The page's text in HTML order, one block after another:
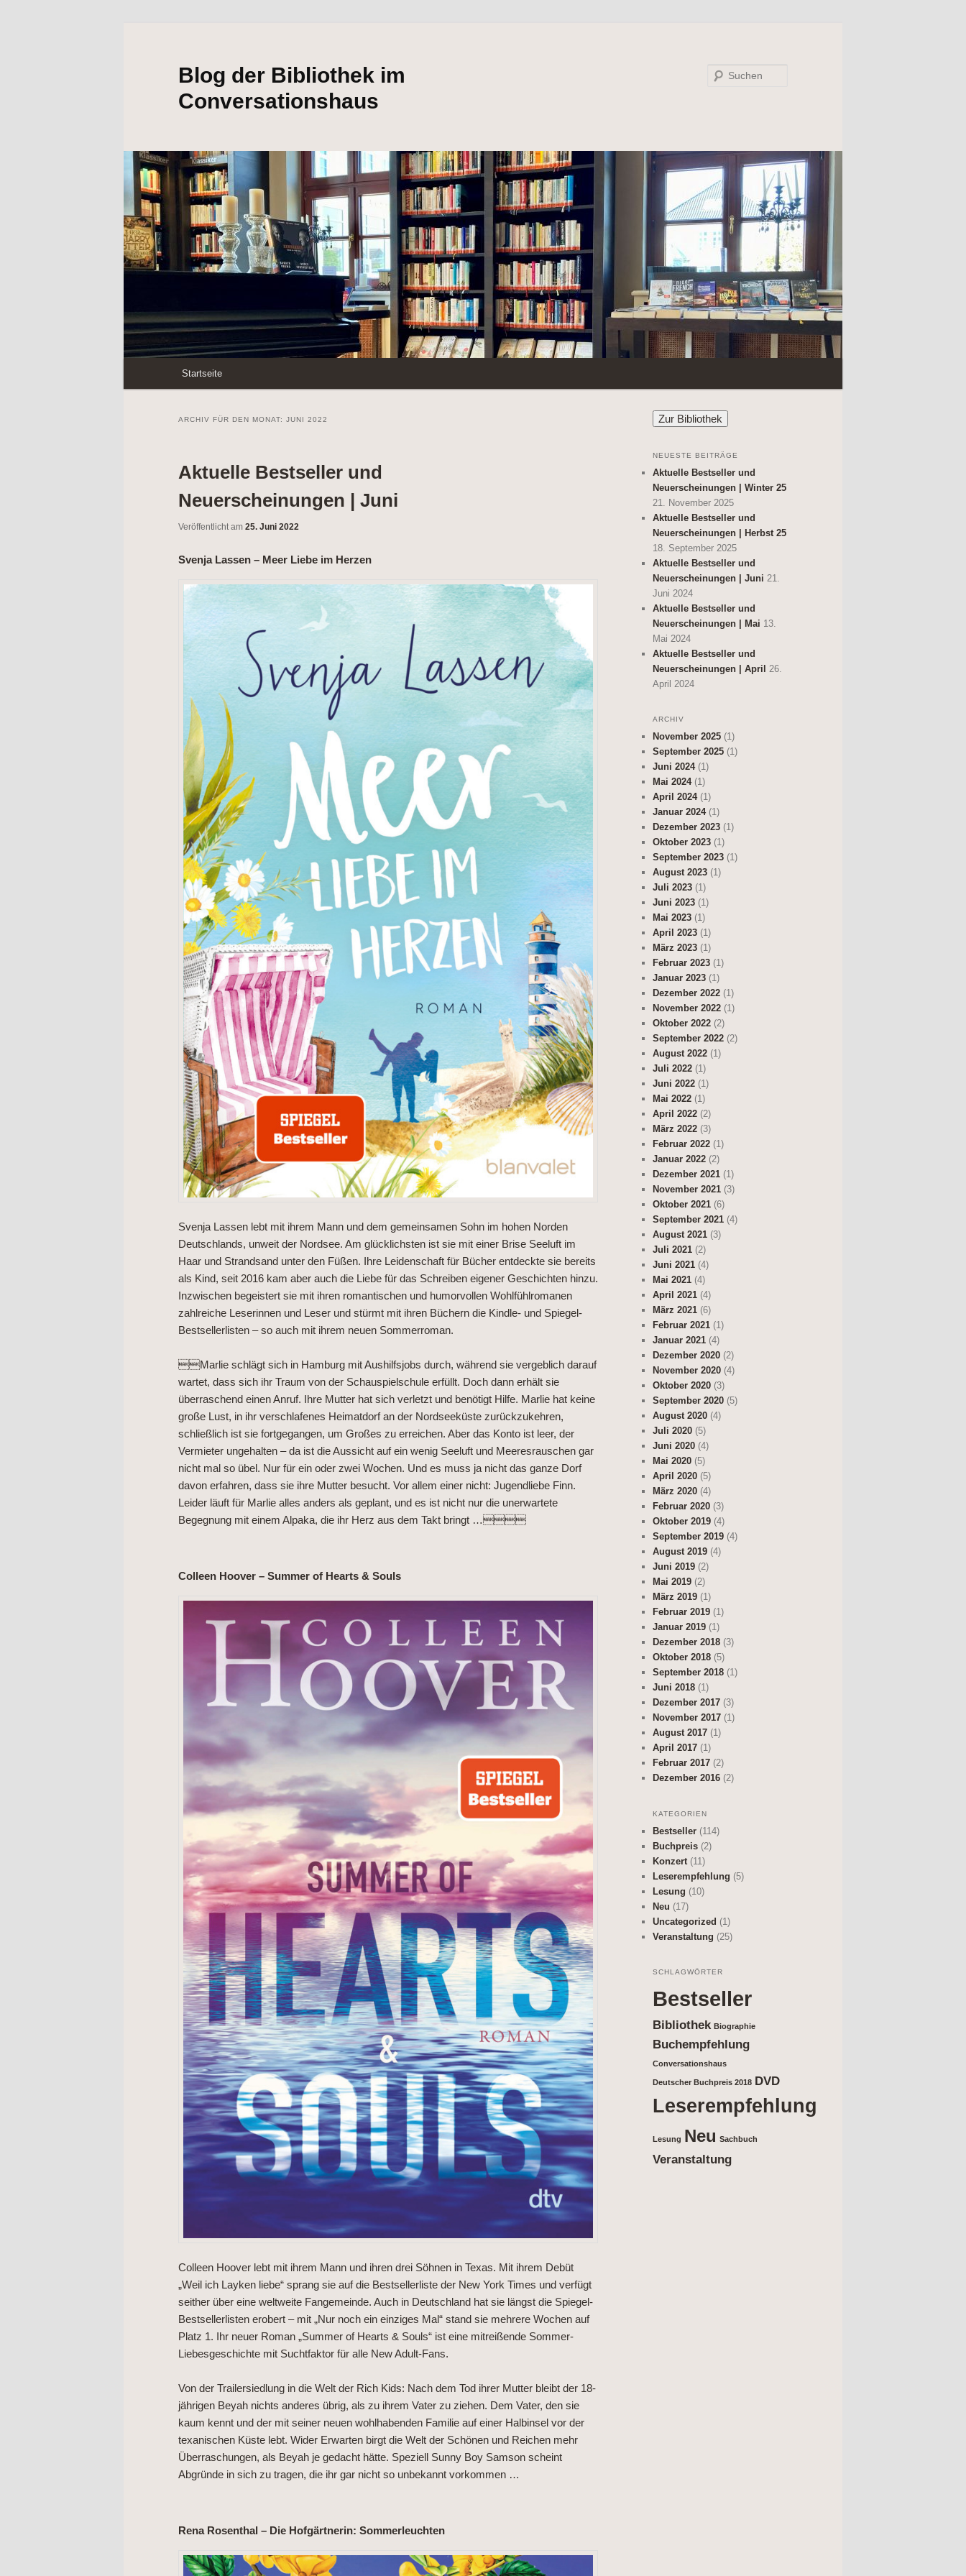
Blog der Bibliothek im
Conversationshaus
Zum
Zum
wechseln
Startseite
ARCHIV FÜR DEN MONAT: JUNI 2022
Aktuelle Bestseller und
Neuerscheinungen | Juni
Veröffentlicht am 25. Juni 2022
Svenja Lassen – Meer Liebe im Herzen
Svenja Lassen lebt mit ihrem Mann und dem gemeinsamen Sohn im hohen Norden
Deutschlands, unweit der Nordsee. Am glücklichsten ist sie mit einer Brise Seeluft im
Haar und Strandsand unter den Füßen. Ihre Leidenschaft für Bücher entdeckte sie bereits
als Kind, seit 2016 kam aber auch die Liebe für das Schreiben eigener Geschichten hinzu.
Inzwischen begeistert sie mit ihren romantischen und humorvollen Wohlfühlromanen
zahlreiche Leserinnen und Leser und stürmt mit ihren Büchern die Kindle- und Spiegel-
Bestsellerlisten – so auch mit ihrem neuen Sommerroman.
Marlie schlägt sich in Hamburg mit Aushilfsjobs durch, während sie vergeblich darauf
wartet, dass sich ihr Traum von der Schauspielschule erfüllt. Doch dann erhält sie
überraschend einen Anruf. Ihre Mutter hat sich verletzt und benötigt Hilfe. Marlie hat keine
große Lust, in ihr verschlafenes Heimatdorf an der Nordseeküste zurückzukehren,
schließlich ist sie fortgegangen, um Großes zu erreichen. Aber das Konto ist leer, der
Vermieter ungehalten – da ist die Aussicht auf ein wenig Seeluft und Meeresrauschen gar
nicht mal so übel. Nur für ein oder zwei Wochen. Und es muss ja nicht das ganze Dorf
davon erfahren, dass sie ihre Mutter besucht. Vor allem einer nicht: Jugendliebe Finn.
Leider läuft für Marlie alles anders als geplant, und es ist nicht nur die unerwartete
Begegnung mit einem Alpaka, die ihr Herz aus dem Takt bringt …
Colleen Hoover – Summer of Hearts & Souls
Colleen Hoover lebt mit ihrem Mann und ihren drei Söhnen in Texas. Mit ihrem Debüt
„Weil ich Layken liebe“ sprang sie auf die Bestsellerliste der New York Times und verfügt
seither über eine weltweite Fangemeinde. Auch in Deutschland hat sie längst die Spiegel-
Bestsellerlisten erobert – mit „Nur noch ein einziges Mal“ stand sie mehrere Wochen auf
Platz 1. Ihr neuer Roman „Summer of Hearts & Souls“ ist eine mitreißende Sommer-
Liebesgeschichte mit Suchtfaktor für alle New Adult-Fans.
Von der Trailersiedlung in die Welt der Rich Kids: Nach dem Tod ihrer Mutter bleibt der 18-
jährigen Beyah nichts anderes übrig, als zu ihrem Vater zu ziehen. Dem Vater, den sie
kaum kennt und der mit seiner neuen wohlhabenden Familie auf einer Halbinsel vor der
texanischen Küste lebt. Wider Erwarten birgt die Welt der Schönen und Reichen mehr
Überraschungen, als Beyah je gedacht hätte. Speziell Sunny Boy Samson scheint
Abgründe in sich zu tragen, die ihr gar nicht so unbekannt vorkommen …
Rena Rosenthal – Die Hofgärtnerin: Sommerleuchten
NEUESTE BEITRÄGE
Aktuelle Bestseller und
Neuerscheinungen | Winter 25
21. November 2025
Aktuelle Bestseller und
Neuerscheinungen | Herbst 25
18. September 2025
Aktuelle Bestseller und
Neuerscheinungen | Juni 21.
Juni 2024
Aktuelle Bestseller und
Neuerscheinungen | Mai 13.
Mai 2024
Aktuelle Bestseller und
Neuerscheinungen | April
26.
April 2024
ARCHIV
November 2025 (1)
September 2025 (1)
Juni 2024(1)
Mai 2024(1)
April 2024(1)
Januar 2024(1)
Dezember 2023 (1)
Oktober 2023 (1)
September 2023 (1)
August 2023 (1)
Juli 2023 (1)
Juni 2023 (1)
Mai 2023 (1)
April 2023 (1)
März 2023 (1)
Februar 2023 (1)
Januar 2023 (1)
Dezember 2022 (1)
November 2022 (1)
Oktober 2022 (2)
September 2022 (2)
August 2022 (1)
Juli 2022 (1)
Juni 2022 (1)
Mai 2022 (1)
April 2022 (2)
März 2022 (3)
Februar 2022 (1)
Januar 2022 (2)
Dezember 2021 (1)
November 2021 (3)
Oktober 2021 (6)
September 2021 (4)
August 2021 (3)
Juli 2021 (2)
Juni 2021 (4)
Mai 2021 (4)
April 2021 (4)
März 2021 (6)
Februar 2021 (1)
Januar 2021 (4)
Dezember 2020 (2)
November 2020 (4)
Oktober 2020 (3)
September 2020 (5)
August 2020 (4)
Juli 2020 (5)
Juni 2020 (4)
Mai 2020 (5)
April 2020 (5)
März 2020 (4)
Februar 2020 (3)
Oktober 2019 (4)
September 2019 (4)
August 2019 (4)
Juni 2019 (2)
Mai 2019 (2)
März 2019 (1)
Februar 2019 (1)
Januar 2019 (1)
Dezember 2018 (3)
Oktober 2018 (5)
September 2018 (1)
Juni 2018 (1)
Dezember 2017 (3)
November 2017 (1)
August 2017 (1)
April 2017 (1)
Februar 2017 (2)
Dezember 2016 (2)
KATEGORIEN
Bestseller (114)
Buchpreis (2)
Konzert (11)
Leserempfehlung (5)
Lesung (10)
Neu (17)
Uncategorized (1)
Veranstaltung (25)
SCHLAGWÖRTER
Bestseller
Bibliothek Biographie
Buchempfehlung
Conversationshaus
Deutscher Buchpreis 2018 DVD
Leserempfehlung
Lesung Neu Sachbuch
Veranstaltung